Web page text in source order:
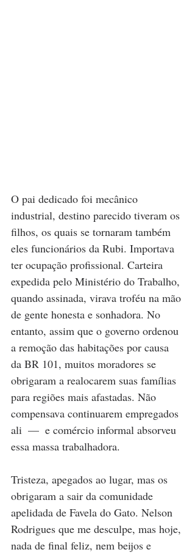
O pai dedicado foi mecânico
industrial, destino parecido tiveram os
filhos, os quais se tornaram também
eles funcionários da Rubi. Importava
ter ocupação profissional. Carteira
expedida pelo Ministério do Trabalho,
quando assinada, virava troféu na mão
de gente honesta e sonhadora. No
entanto, assim que o governo ordenou
a remoção das habitações por causa
da BR 101, muitos moradores se
obrigaram a realocarem suas famílias
para regiões mais afastadas. Não
compensava continuarem empregados
ali  —  e comércio informal absorveu
essa massa trabalhadora.
Tristeza, apegados ao lugar, mas os
obrigaram a sair da comunidade
apelidada de Favela do Gato. Nelson
Rodrigues que me desculpe, mas hoje,
nada de final feliz, nem beijos e